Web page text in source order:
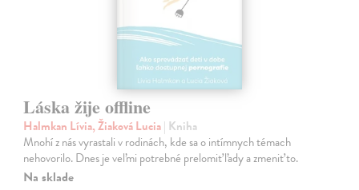
Láska žije offline
Halmkan Lívia, Žiaková Lucia| Kniha
Mnohí z nás vyrastali v rodinách, kde sa o intímnych témach
nehovorilo. Dnes je veľmi potrebné prelomiť ľady a zmeniť to.
Na sklade